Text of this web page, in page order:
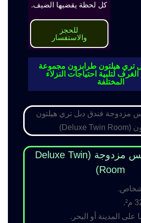
كل لحظة يقضيها الضيف.
للحجز
والاستفسار
تري هيلتون طرابزون مجموعة
لتلبية احتياجات النزلاء
المختلفة
غرفة ديلوكس مزدوجة (Deluxe Twin
Room)
على المدينة أو البحر.